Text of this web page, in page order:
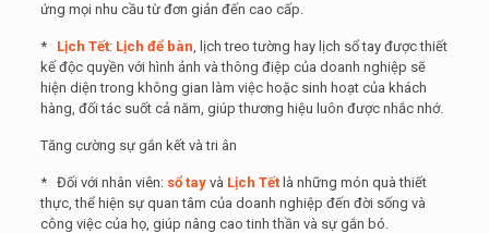
ứng mọi nhu cầu từ đơn giản đến cao cấp.
* Lịch Tết: Lịch để bàn, lịch treo tường hay lịch sổ tay được thiết
kế độc quyền với hình ảnh và thông điệp của doanh nghiệp sẽ
hiện diện trong không gian làm việc hoặc sinh hoạt của khách
hàng, đối tác suốt cả năm, giúp thương hiệu luôn được nhắc nhớ.
Tăng cường sự gắn kết và tri ân
* Đối với nhân viên: sổ tayvà Lịch Tếtlà những món quà thiết
thực, thể hiện sự quan tâm của doanh nghiệp đến đời sống và
công việc của họ, giúp nâng cao tinh thần và sự gắn bó.